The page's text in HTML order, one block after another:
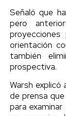
Señaló que
pero
orientación
también
prospectiva.
Warsh explicó
de prensa
para